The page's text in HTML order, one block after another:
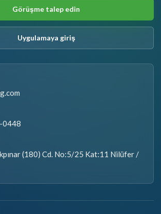
Görüşme talep edin
Uygulamaya giriş
0448
(180) Cd. No:5/25 Kat:11 Nilüfer /